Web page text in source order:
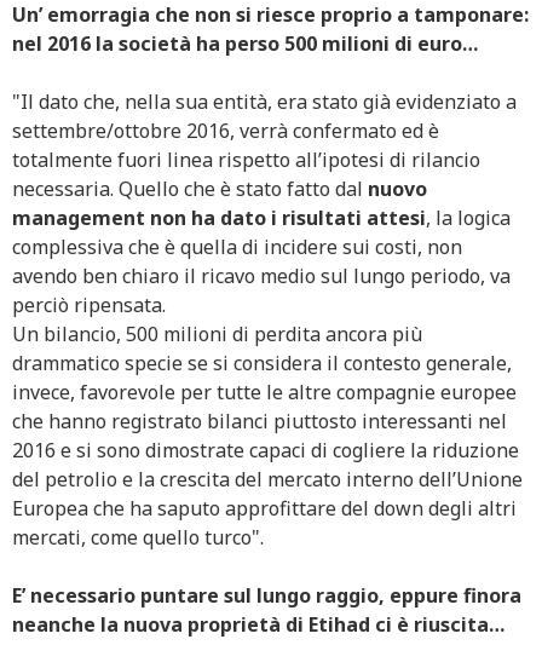
Un’ emorragia che non si riesce proprio a tamponare:
nel 2016 la società ha perso 500 milioni di euro…
"Il dato che, nella sua entità, era stato già evidenziato a
settembre/ottobre 2016, verrà confermato ed è
totalmente fuori linea rispetto all’ipotesi di rilancio
necessaria. Quello che è stato fatto dal nuovo
management non ha dato i risultati attesi, la logica
complessiva che è quella di incidere sui costi, non
avendo ben chiaro il ricavo medio sul lungo periodo, va
perciò ripensata.
Un bilancio, 500 milioni di perdita ancora più
drammatico specie se si considera il contesto generale,
invece, favorevole per tutte le altre compagnie europee
che hanno registrato bilanci piuttosto interessanti nel
2016 e si sono dimostrate capaci di cogliere la riduzione
del petrolio e la crescita del mercato interno dell’Unione
Europea che ha saputo approfittare del down degli altri
mercati, come quello turco".
E’ necessario puntare sul lungo raggio, eppure finora
neanche la nuova proprietà di Etihad ci è riuscita…